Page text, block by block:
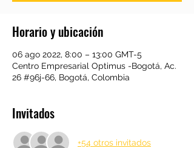
Horario y ubicación
06 ago 2022, 8:00 – 13:00 GMT-5
Centro Empresarial Optimus -Bogotá, Ac.
26 #96j-66, Bogotá, Colombia
Invitados
+54 otros invitados